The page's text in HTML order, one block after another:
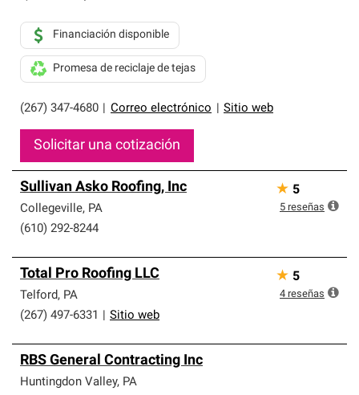
(267) 347-4680 Correo electrónico Sitio web
Financiación disponible
Promesa de reciclaje de tejas
Solicitar una cotización
Sullivan Asko Roofing, Inc
Collegeville, PA
(610) 292-8244
★ 5
5 reseñas
Total Pro Roofing LLC
Telford, PA
(267) 497-6331
Sitio web
★ 5
4 reseñas
RBS General Contracting Inc
Huntingdon Valley, PA